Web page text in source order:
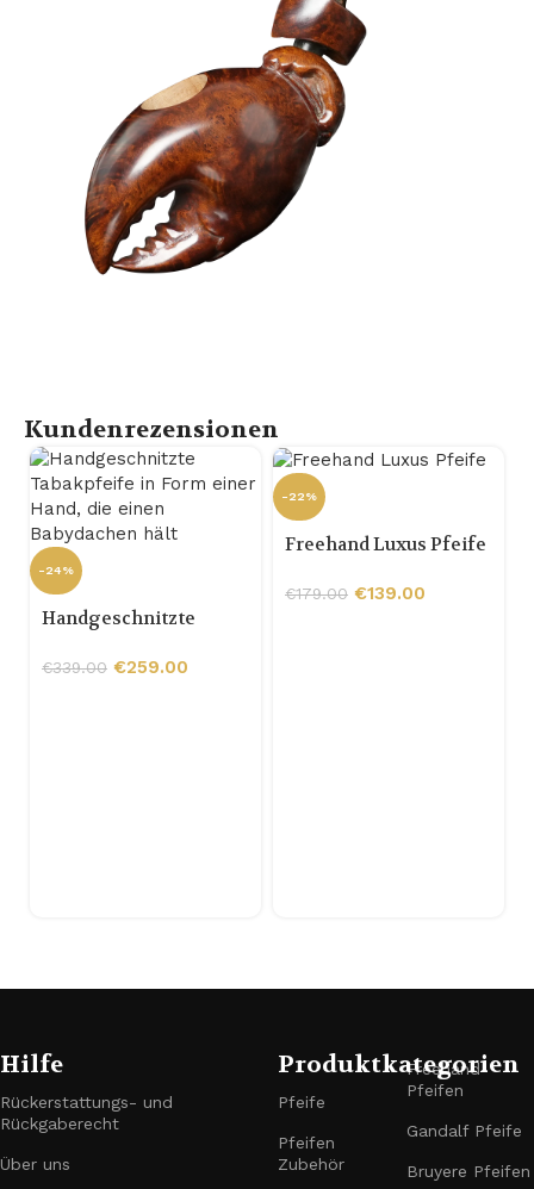
Kundenrezensionen
-24%
Handgeschnitzte
einer Hand, die einen
€339.00 €259.00
-22%
Freehand Luxus Pfeife
€179.00 €139.00
Hilfe
Rückerstattungs- und
Rückgaberecht
Über uns
Produktkategorien
Pfeife
Pfeifen
Zubehör
Freehand-
Pfeifen
Gandalf Pfeife
Bruyere Pfeifen